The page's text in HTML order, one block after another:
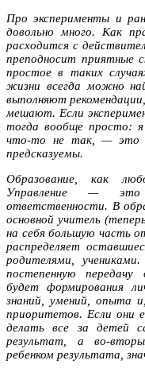
Про эксперименты и
довольно много. Как
расходится с
преподносит приятные
простое в таких
жизни всегда можно
выполняют
мешают. Если
тогда вообще просто:
что-то не так, — это
предсказуемы.
Образование, как
Управление — это
ответственности. В
основной учитель
на себя большую часть
распределяет
родителями,
постепенную
будет формирования
знаний, умений, опыта
приоритетов. Если они
делать все за детей
результат, а во-
ребенком результата,